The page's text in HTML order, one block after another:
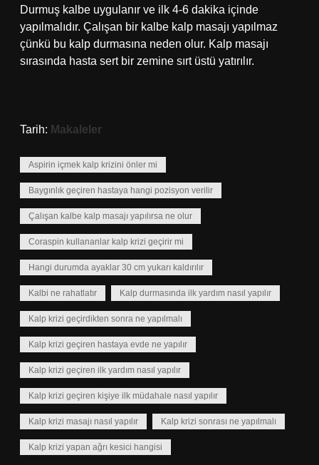
Durmuş kalbe uygulanır ve ilk 4-6 dakika içinde
yapılmalıdır. Çalışan bir kalbe kalp masajı yapılmaz
çünkü bu kalp durmasına neden olur. Kalp masajı
sırasında hasta sert bir zemine sırt üstü yatırılır.
Tarih: Makaleler
Aspirin içmek kalp krizini önler mi
Baygınlık geçiren hastaya hangi pozisyon verilir
Çalışan kalbe kalp masajı yapılırsa ne olur
Coraspin kullananlar kalp krizi geçirir mi
Hangi durumda ayaklar 30 cm yukarı kaldırılır
Kalbi ne rahatlatır Kalp durmasında ilk yardım nasıl yapılır
Kalp krizi geçirdikten sonra ne yapılmalı
Kalp krizi geçiren hastaya evde ne yapılır
Kalp krizi geçiren ilk yardım nasıl yapılır
Kalp krizi geçiren kişiye ilk müdahale nasıl yapılır
Kalp krizi masajı nasıl yapılır Kalp krizi sonrası ne yapılmalı
Kalp krizi yapan ağrı kesici hangisi